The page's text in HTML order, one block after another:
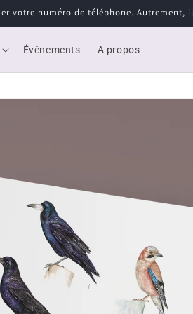
votre numéro de téléphone. Autrement,
Événements A propos